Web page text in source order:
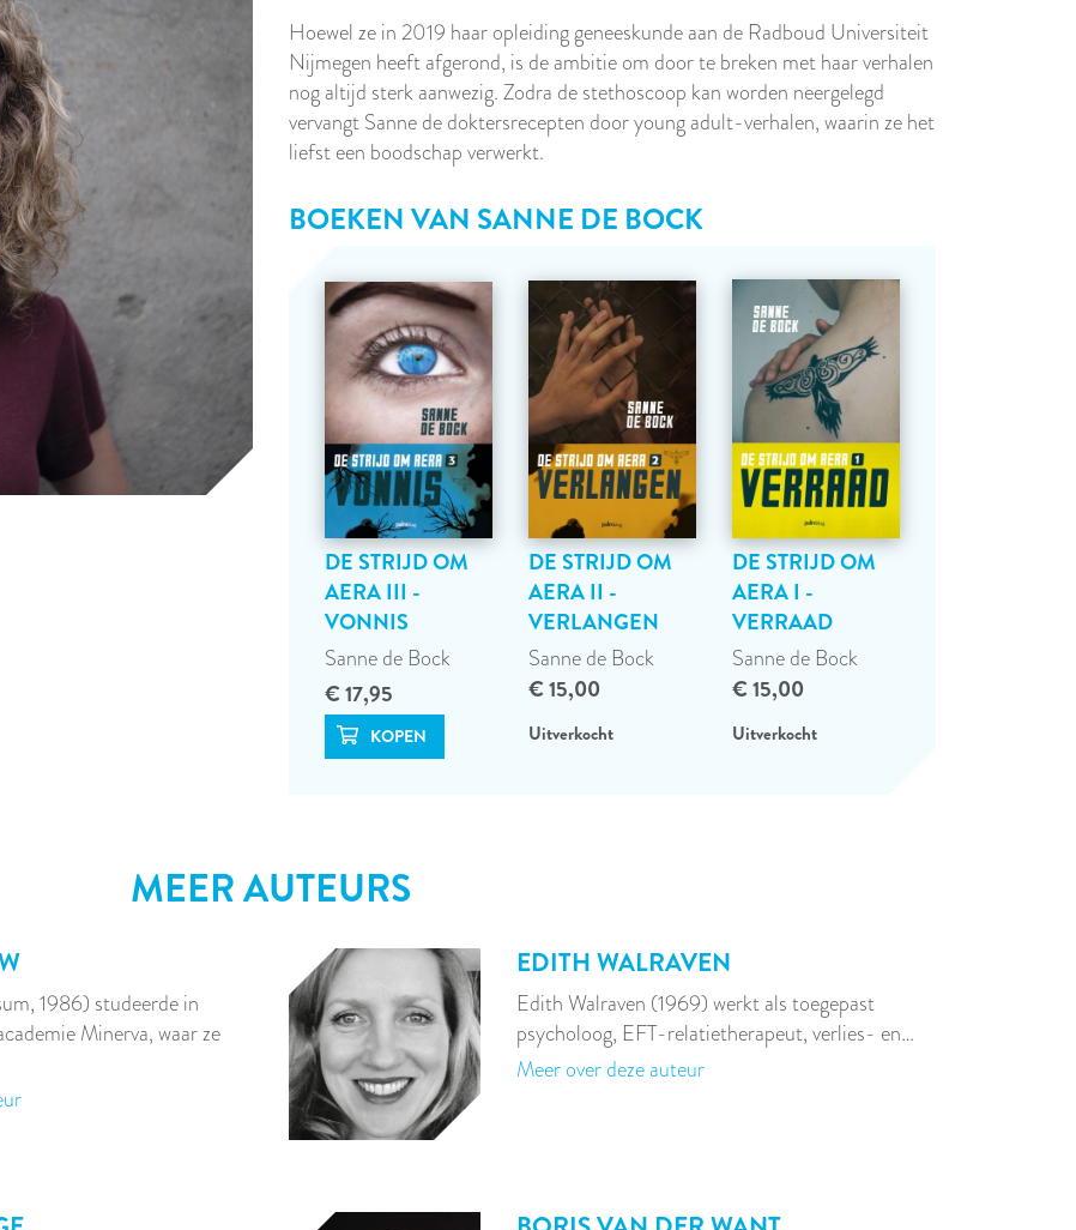
Hoewel ze in 2019 haar opleiding geneeskunde aan de Radboud Universiteit
Nijmegen heeft afgerond, is de ambitie om door te breken met haar verhalen
nog altijd sterk aanwezig. Zodra de stethoscoop kan worden neergelegd
vervangt Sanne de doktersrecepten door young adult-verhalen, waarin ze het
liefst een boodschap verwerkt.
BOEKEN VAN SANNE DE BOCK
DE STRIJD OM
AERA III -
VONNIS
Sanne de Bock
€ 17,95
DE STRIJD OM
AERA II -
VERLANGEN
Sanne de Bock
€ 15,00
Uitverkocht
DE STRIJD OM
AERA I -
VERRAAD
Sanne de Bock
€ 15,00
Uitverkocht
MEER AUTEURS
1986) studeerde in
Minerva, waar ze
EDITH WALRAVEN
Edith Walraven (1969) werkt als toegepast
psycholoog, EFT-relatietherapeut, verlies- en…
Meer over deze auteur